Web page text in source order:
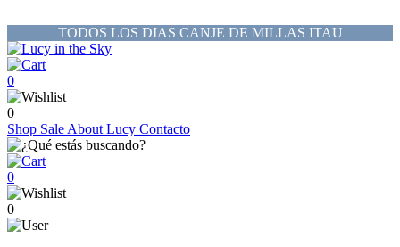
TODOS LOS DIAS CANJE DE MILLAS ITAU
0
0
Shop Sale About Lucy Contacto
0
0